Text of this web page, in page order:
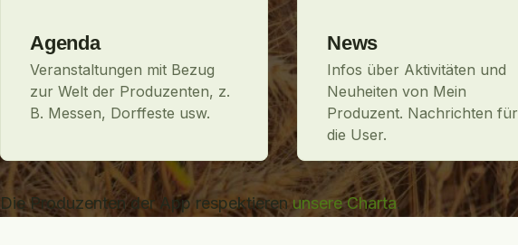
Agenda
Veranstaltungen mit Bezug
zur Welt der Produzenten, z.
B. Messen, Dorffeste usw.
News
Infos über Aktivitäten und
Neuheiten von Mein
Produzent. Nachrichten für
die User.
Die Produzenten der App respektieren unsere Charta.